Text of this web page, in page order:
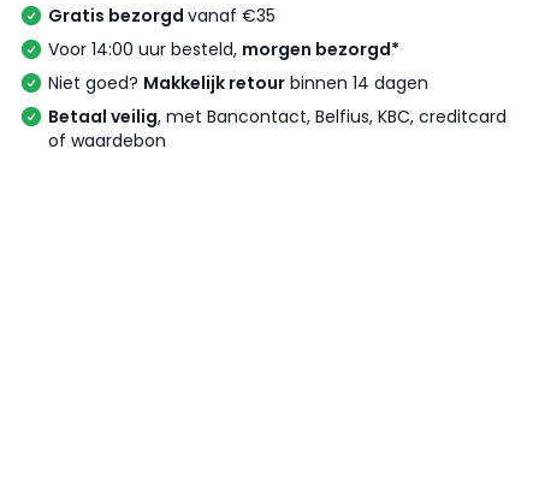
Gratis bezorgd vanaf €35
Voor 14:00 uur besteld, morgen bezorgd*
Niet goed? Makkelijk retour binnen 14 dagen
Betaal veilig, met Bancontact, Belfius, KBC, creditcard
of waardebon